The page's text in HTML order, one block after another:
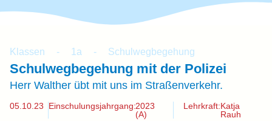
Klassen - 1a - Schulwegbegehung
Schulwegbegehung mit der Polizei
Herr Walther übt mit uns im Straßenverkehr.
05.10.23 Einschulungsjahrgang:2023
(A)
Lehrkraft:Katja
Rauh